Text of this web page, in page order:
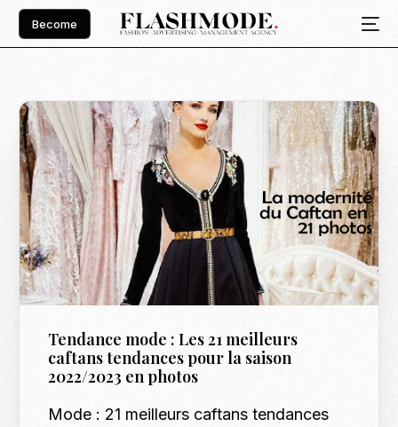
Become
Tendance mode : Les 21 meilleurs
caftans tendances pour la saison
2022/2023 en photos
Mode : 21 meilleurs caftans tendances